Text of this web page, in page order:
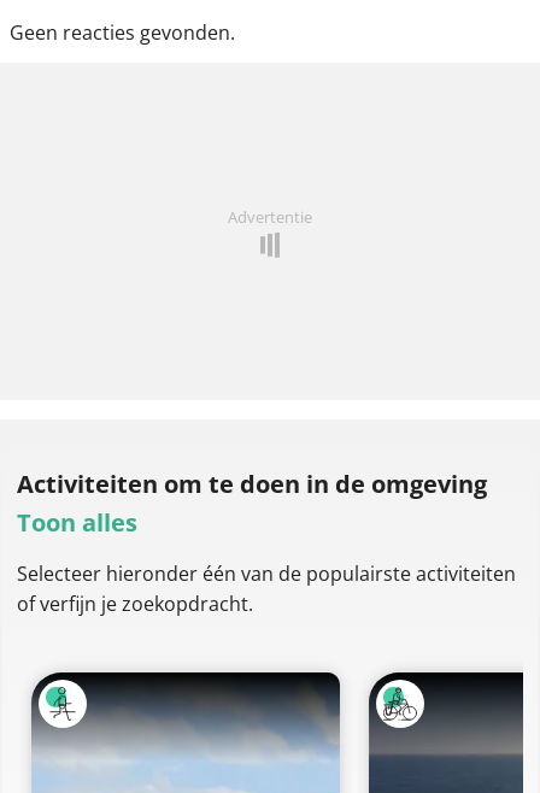
Geen reacties gevonden.
Advertentie
Activiteiten om te doen in de omgeving
Toon alles
Selecteer hieronder één van de populairste activiteiten
of verfijn je zoekopdracht.